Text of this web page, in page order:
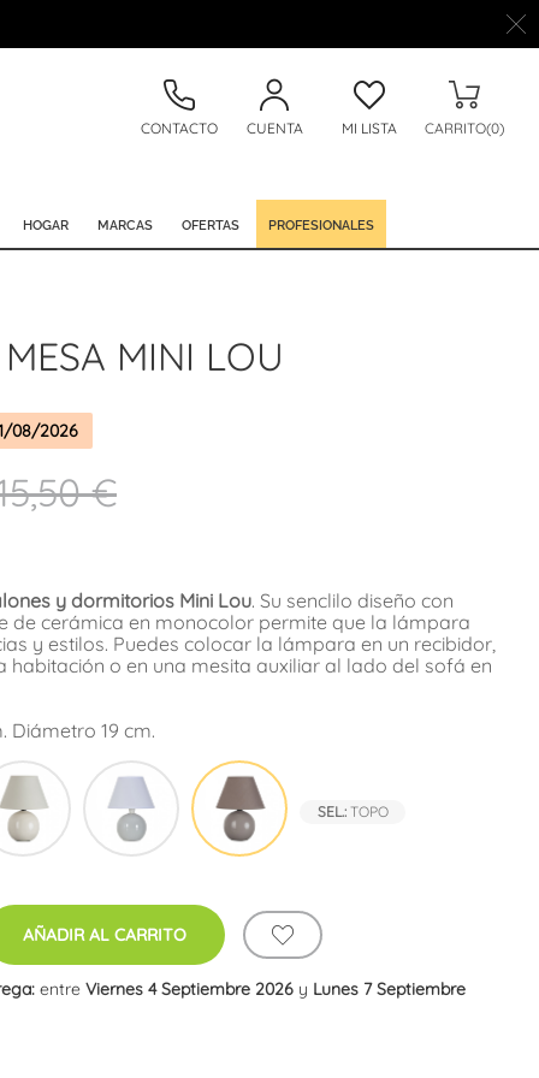
CONTACTO CUENTA MI LISTA CARRITO(0)
HOGAR MARCAS OFERTAS PROFESIONALES
MINI LOU
08/2026
€
y dormitorios Mini Lou. Su senclilo diseño con
de cerámica en monocolor permite que la lámpara
y estilos. Puedes colocar la lámpara en un recibidor,
habitación o en una mesita auxiliar al lado del sofá en
Diámetro 19 cm.
Crema
Gris
Claro
SEL.:TOPO
AÑADIR AL CARRITO
entre Viernes 4 Septiembre 2026 y Lunes 7 Septiembre